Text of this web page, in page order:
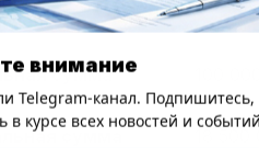
условия
сумма 100
сумма 18
внимание
Telegram-канал. Подпишитесь,
в курсе всех новостей и событий.